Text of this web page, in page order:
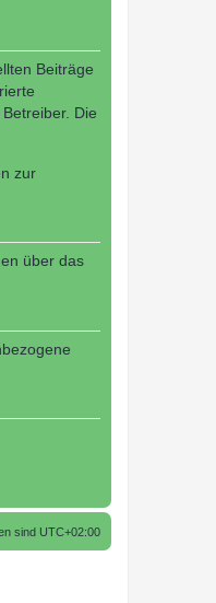
Beiträge
Die
zur
über das
sind UTC+02:00